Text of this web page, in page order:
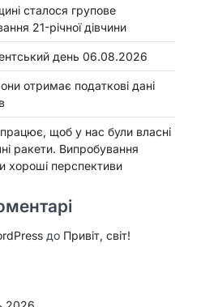
сталося групове
21-річної дівчини
день 06.08.2026
отримає податкові дані
щоб у нас були власні
ракети. Випробування
хороші перспективи
до Привіт, світ!